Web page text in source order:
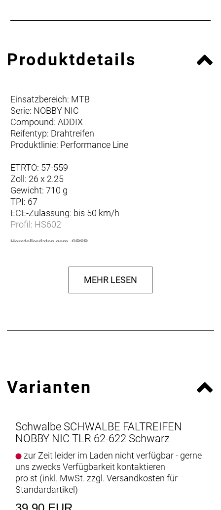
Produktdetails
Einsatzbereich: MTB
Serie: NOBBY NIC
Compound: ADDIX
Reifentyp: Drahtreifen
Produktlinie: Performance Line
ETRTO: 57-559
Zoll: 26 x 2.25
Gewicht: 710 g
TPI: 67
ECE-Zulassung: bis 50 km/h
Profil: HS602
Herstellerdaten gem. GPSR
MEHR LESEN
Varianten
Schwalbe SCHWALBE FALTREIFEN
NOBBY NIC TLR 62-622 Schwarz
zur Zeit leider im Laden nicht verfügbar - gerne
uns zwecks Verfügbarkeit kontaktieren
pro st (inkl. MwSt. zzgl. Versandkosten für
Standardartikel)